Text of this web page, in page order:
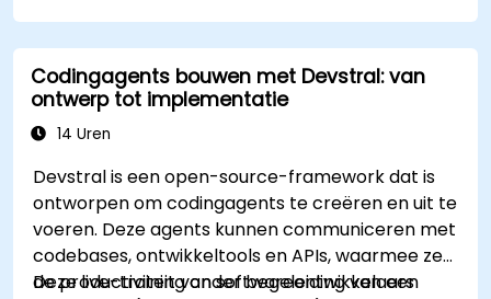
Codingagents bouwen met Devstral: van
ontwerp tot implementatie
14 Uren
Devstral is een open-source-framework dat is
ontworpen om codingagents te creëren en uit te
voeren. Deze agents kunnen communiceren met
codebases, ontwikkeltools en APIs, waarmee ze
de productiviteit van softwareontwikkelaars
Deze live-training onder begeleiding van een